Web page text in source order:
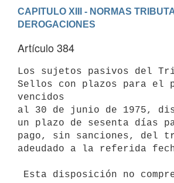
CAPITULO XIII - NORMAS
DEROGACIONES
Artículo 384
Los sujetos pasivos del
Sellos con plazos para el
vencidos
al 30 de junio de 1975,
un plazo de sesenta días
pago, sin sanciones, del
adeudado a la referida